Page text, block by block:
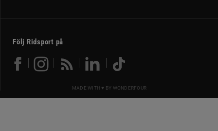
Följ Ridsport på
MADE WITH ♥ BY WONDERFOUR